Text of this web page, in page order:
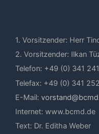
1. Vorsitzender: Herr
2. Vorsitzender: Ilkan
Telefon: +49 (0) 341
Telefax: +49 (0) 341
E-Mail:
Internet: www.bcmd.de
Text: Dr. Editha Weber